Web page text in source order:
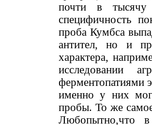
почти в тысячу
специфичность
проба Кумбса
антител, но и
характера,
исследовании
ферментопатиями
именно у них
пробы. То же
Любо­пытно,что в